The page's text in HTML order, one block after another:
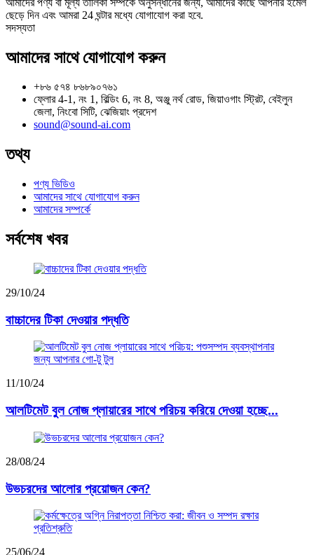
ছেড়ে দিন এবং আমরা 24 ঘন্টার মধ্যে যোগাযোগ করা হবে.
সদস্যতা
আমাদের সাথে যোগাযোগ করুন
+৮৬ ৫৭৪ ৮৬৮৯০৭৬১
ফ্লোর 4-1, নং 1, বিল্ডিং 6, নং 8, অঞ্জু নর্থ রোড, জিয়াওগাং স্ট্রিট, বেইলুন
জেলা, নিংবো সিটি, ঝেজিয়াং প্রদেশ
sound@sound-ai.com
তথ্য
পণ্য ভিডিও
আমাদের সাথে যোগাযোগ করুন
আমাদের সম্পর্কে
সর্বশেষ খবর
29/10/24
বাচ্চাদের টিকা দেওয়ার পদ্ধতি
11/10/24
আলটিমেট বুল নোজ প্লায়ারের সাথে পরিচয় করিয়ে দেওয়া হচ্ছে...
28/08/24
উভচরদের আলোর প্রয়োজন কেন?
25/06/24